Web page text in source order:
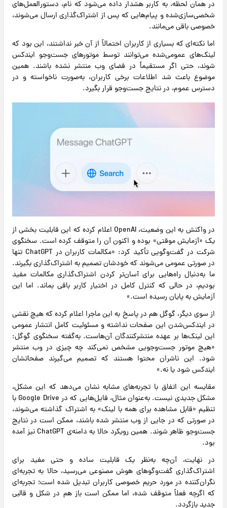
در همان لحظه، به کاربر هشدار داده می‌شود که نام، دستورالعمل‌های
شخصی‌سازی‌شده و پیام‌هایی که پس از اشتراک‌گذاری ارسال می‌شوند،
خصوصی باقی می‌مانند.
اما نکته‌ای که بسیاری از کاربران احتمالاً از آن خبر نداشتند، این بود که
لینک‌های عمومی‌شده می‌توانند توسط موتورهای جست‌وجو ایندکس
شوند، حتی اگر مستقیماً در فضای وب منتشر نشده باشند. همین
موضوع باعث شد اطلاعات برخی کاربران، به‌صورت ناخواسته و در
دسترس عموم، در نتایج جست‌وجو قرار بگیرد.
در واکنش به این وضعیت، OpenAI اعلام کرده که این قابلیت بخشی از
یک «آزمایش موقتی» بوده و اکنون آن را متوقف کرده است. سخنگوی
شرکت در گفت‌وگویی تأکید کرد: «مکالمات کاربران در ChatGPT تنها
در صورتی عمومی می‌شوند که خودشان تصمیم به اشتراک‌گذاری بگیرند.
ما به‌دنبال راه‌هایی برای آسان‌تر کردن اشتراک‌گذاری مکالمات مفید
بودیم، در حالی که کنترل کامل در اختیار کاربر باقی بماند. اما این
آزمایش به پایان رسیده است.»
از سوی دیگر، گوگل هم در پاسخ به این ماجرا اعلام کرده که هیچ نقشی
در ایندکس‌شدن این صفحات نداشته و مسئولیت کامل انتشار عمومی
این لینک‌ها بر عهده منتشرکنندگان آن‌هاست. به‌گفته سخنگوی گوگل:
«هیچ موتور جست‌وجویی مشخص نمی‌کند چه چیزی در وب منتشر
شود. این ناشران محتوا هستند که تصمیم می‌گیرند صفحاتشان
ایندکس شود یا نه.»
مقایسه این اتفاق با تجربه‌های مشابه نشان می‌دهد که این مشکل،
مشکل جدیدی نیست. به‌عنوان مثال، فایل‌هایی که در Google Drive با
تنظیم «قابل مشاهده برای همه با لینک» به اشتراک گذاشته می‌شوند،
در صورتی که در جایی از وب منتشر شده باشند، ممکن است در نتایج
جست‌وجو ظاهر شوند. همین رویکرد حالا به دامنه‌ی ChatGPT نیز آمده
بود.
در نهایت، آن‌چه به‌نظر یک قابلیت ساده و حتی مفید برای
اشتراک‌گذاری گفت‌وگوهای هوش مصنوعی می‌رسید، حالا به تجربه‌ای
نگران‌کننده در مورد حریم خصوصی کاربران تبدیل شده است؛ تجربه‌ای
که اگرچه فعلاً متوقف شده، اما ممکن است باز هم در شکل و قالبی
جدید بازگردد.